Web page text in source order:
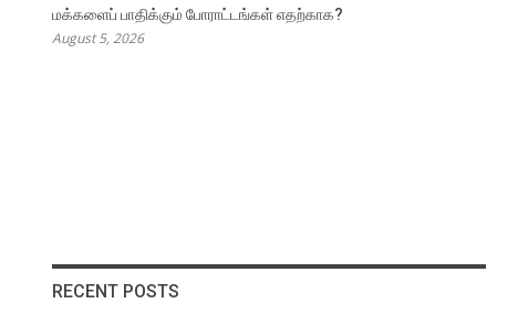
மக்களைப் பாதிக்கும் போராட்டங்கள் எதற்காக?
August 5, 2026
RECENT POSTS